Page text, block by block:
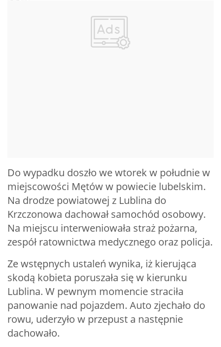
Do wypadku doszło we wtorek w południe w
miejscowości Mętów w powiecie lubelskim.
Na drodze powiatowej z Lublina do
Krzczonowa dachował samochód osobowy.
Na miejscu interweniowała straż pożarna,
zespół ratownictwa medycznego oraz policja.
Ze wstępnych ustaleń wynika, iż kierująca
skodą kobieta poruszała się w kierunku
Lublina. W pewnym momencie straciła
panowanie nad pojazdem. Auto zjechało do
rowu, uderzyło w przepust a następnie
dachowało.